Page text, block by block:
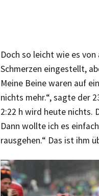
Doch so leicht wie es
Schmerzen eingestellt,
Meine Beine waren auf
nichts mehr.“, sagte der
2:22 h wird heute nichts.
Dann wollte ich es
rausgehen.“ Das ist ihm